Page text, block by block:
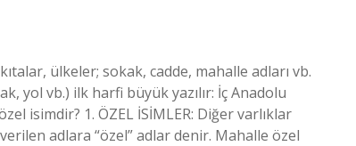
ülkeler; sokak, cadde, mahalle adları vb.
yol vb.) ilk harfi büyük yazılır: İç Anadolu
isimdir? 1. ÖZEL İSİMLER: Diğer varlıklar
adlara “özel” adlar denir. Mahalle özel